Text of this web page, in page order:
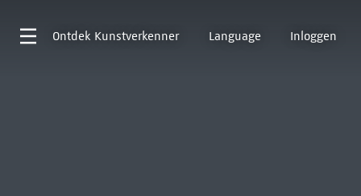
Ontdek Kunstverkenner Language Inloggen